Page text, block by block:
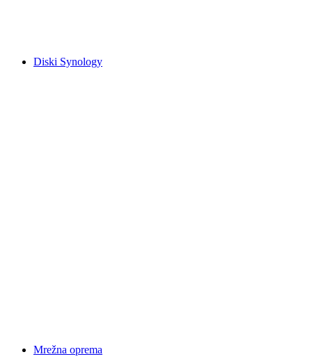
Diski Synology
Mrežna oprema